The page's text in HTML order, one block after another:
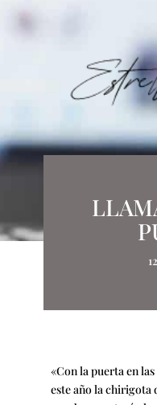
«Con la puerta en
este año la chirigota